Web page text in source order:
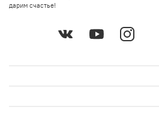
дарим счастье!